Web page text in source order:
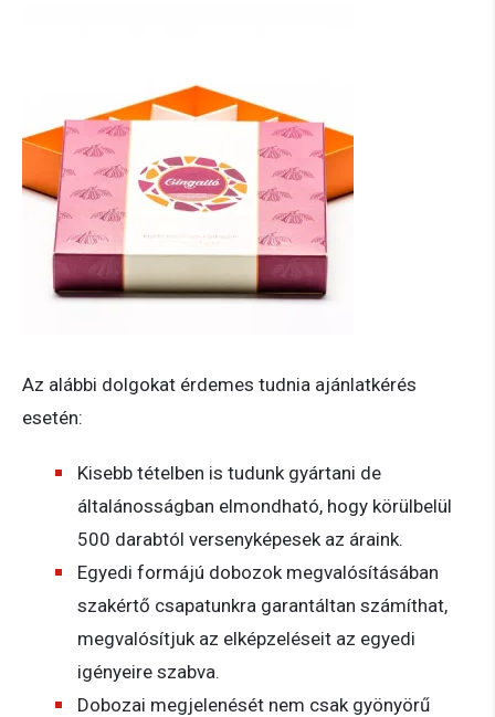
Az alábbi dolgokat érdemes tudnia ajánlatkérés
esetén:
Kisebb tételben is tudunk gyártani de
általánosságban elmondható, hogy körülbelül
500 darabtól versenyképesek az áraink.
Egyedi formájú dobozok megvalósításában
szakértő csapatunkra garantáltan számíthat,
megvalósítjuk az elképzeléseit az egyedi
igényeire szabva.
Dobozai megjelenését nem csak gyönyörű